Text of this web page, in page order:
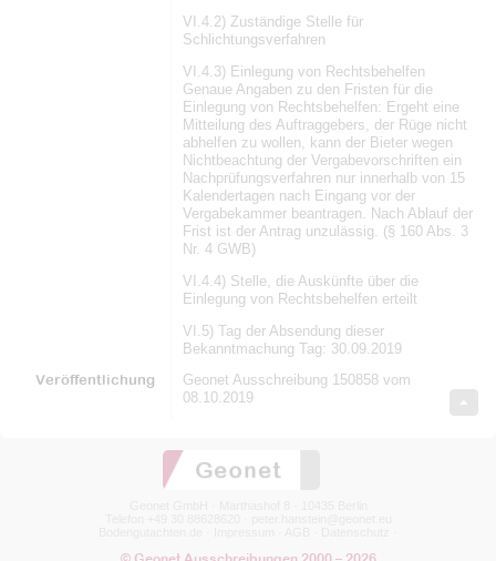
VI.4.2) Zuständige Stelle für
Schlichtungsverfahren
VI.4.3) Einlegung von Rechtsbehelfen
Genaue Angaben zu den Fristen für die
Einlegung von Rechtsbehelfen: Ergeht eine
Mitteilung des Auftraggebers, der Rüge nicht
abhelfen zu wollen, kann der Bieter wegen
Nichtbeachtung der Vergabevorschriften ein
Nachprüfungsverfahren nur innerhalb von 15
Kalendertagen nach Eingang vor der
Vergabekammer beantragen. Nach Ablauf der
Frist ist der Antrag unzulässig. (§ 160 Abs. 3
Nr. 4 GWB)
VI.4.4) Stelle, die Auskünfte über die
Einlegung von Rechtsbehelfen erteilt
VI.5) Tag der Absendung dieser
Bekanntmachung Tag: 30.09.2019
Veröffentlichung
Geonet Ausschreibung 150858 vom
08.10.2019